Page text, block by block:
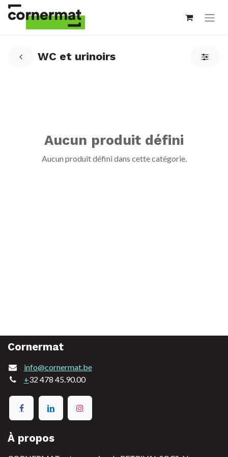
WC et urinoirs
Aucun produit défini
Aucun produit défini dans cette catégorie.
Cornermat
info@cornermat.be
+32 478 45.90.00
À propos